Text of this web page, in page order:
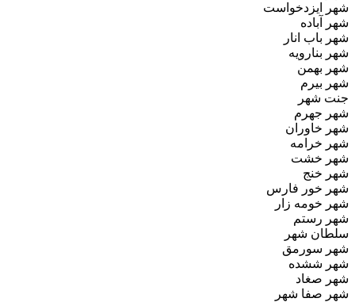
شهر ایزدخواست
شهر آباده
شهر باب انار
شهر بنارویه
شهر بهمن
شهر بیرم
جنت‌ شهر
شهر جهرم
شهر خاوران
شهر خرامه
شهر خشت
شهر خنج
شهر خور فارس
شهر خومه‌ زار
شهر رستم
سلطان شهر
شهر سورمق
شهر ششده
شهر صغاد
شهر صفا شهر